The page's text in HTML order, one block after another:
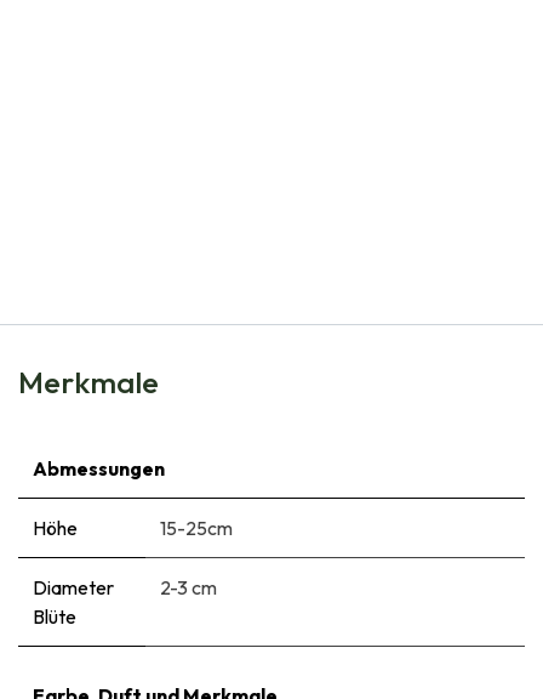
Merkmale
Abmessungen
Höhe 15-25cm
Diameter
Blüte
2-3 cm